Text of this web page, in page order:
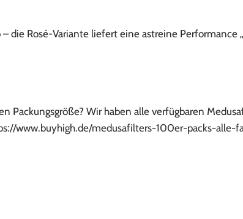
Rosé-Variante liefert eine astreine Performance
Wir haben alle verfügbaren
www.buyhigh.de/medusafilters-100er-packs-alle-